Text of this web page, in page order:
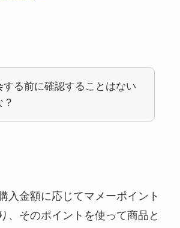
する前に確認することはない
？
入金額に応じてマメーポイント
、そのポイントを使って商品と